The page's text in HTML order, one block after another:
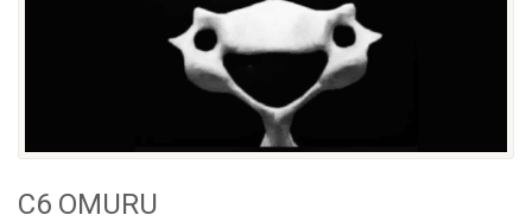
C6 OMURU